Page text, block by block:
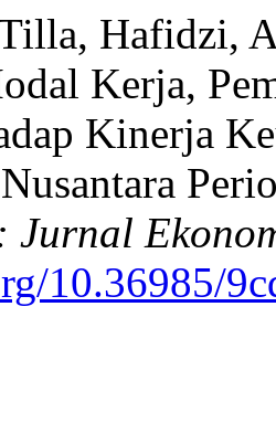
Hafidzi,
Kerja,
Kinerja
Jurnal
10.36985/